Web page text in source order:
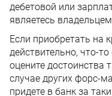
дебетовой или
являетесь
Если приобретать на
действительно, что-
оцените достоинства
случае других форс-
придете в банк за